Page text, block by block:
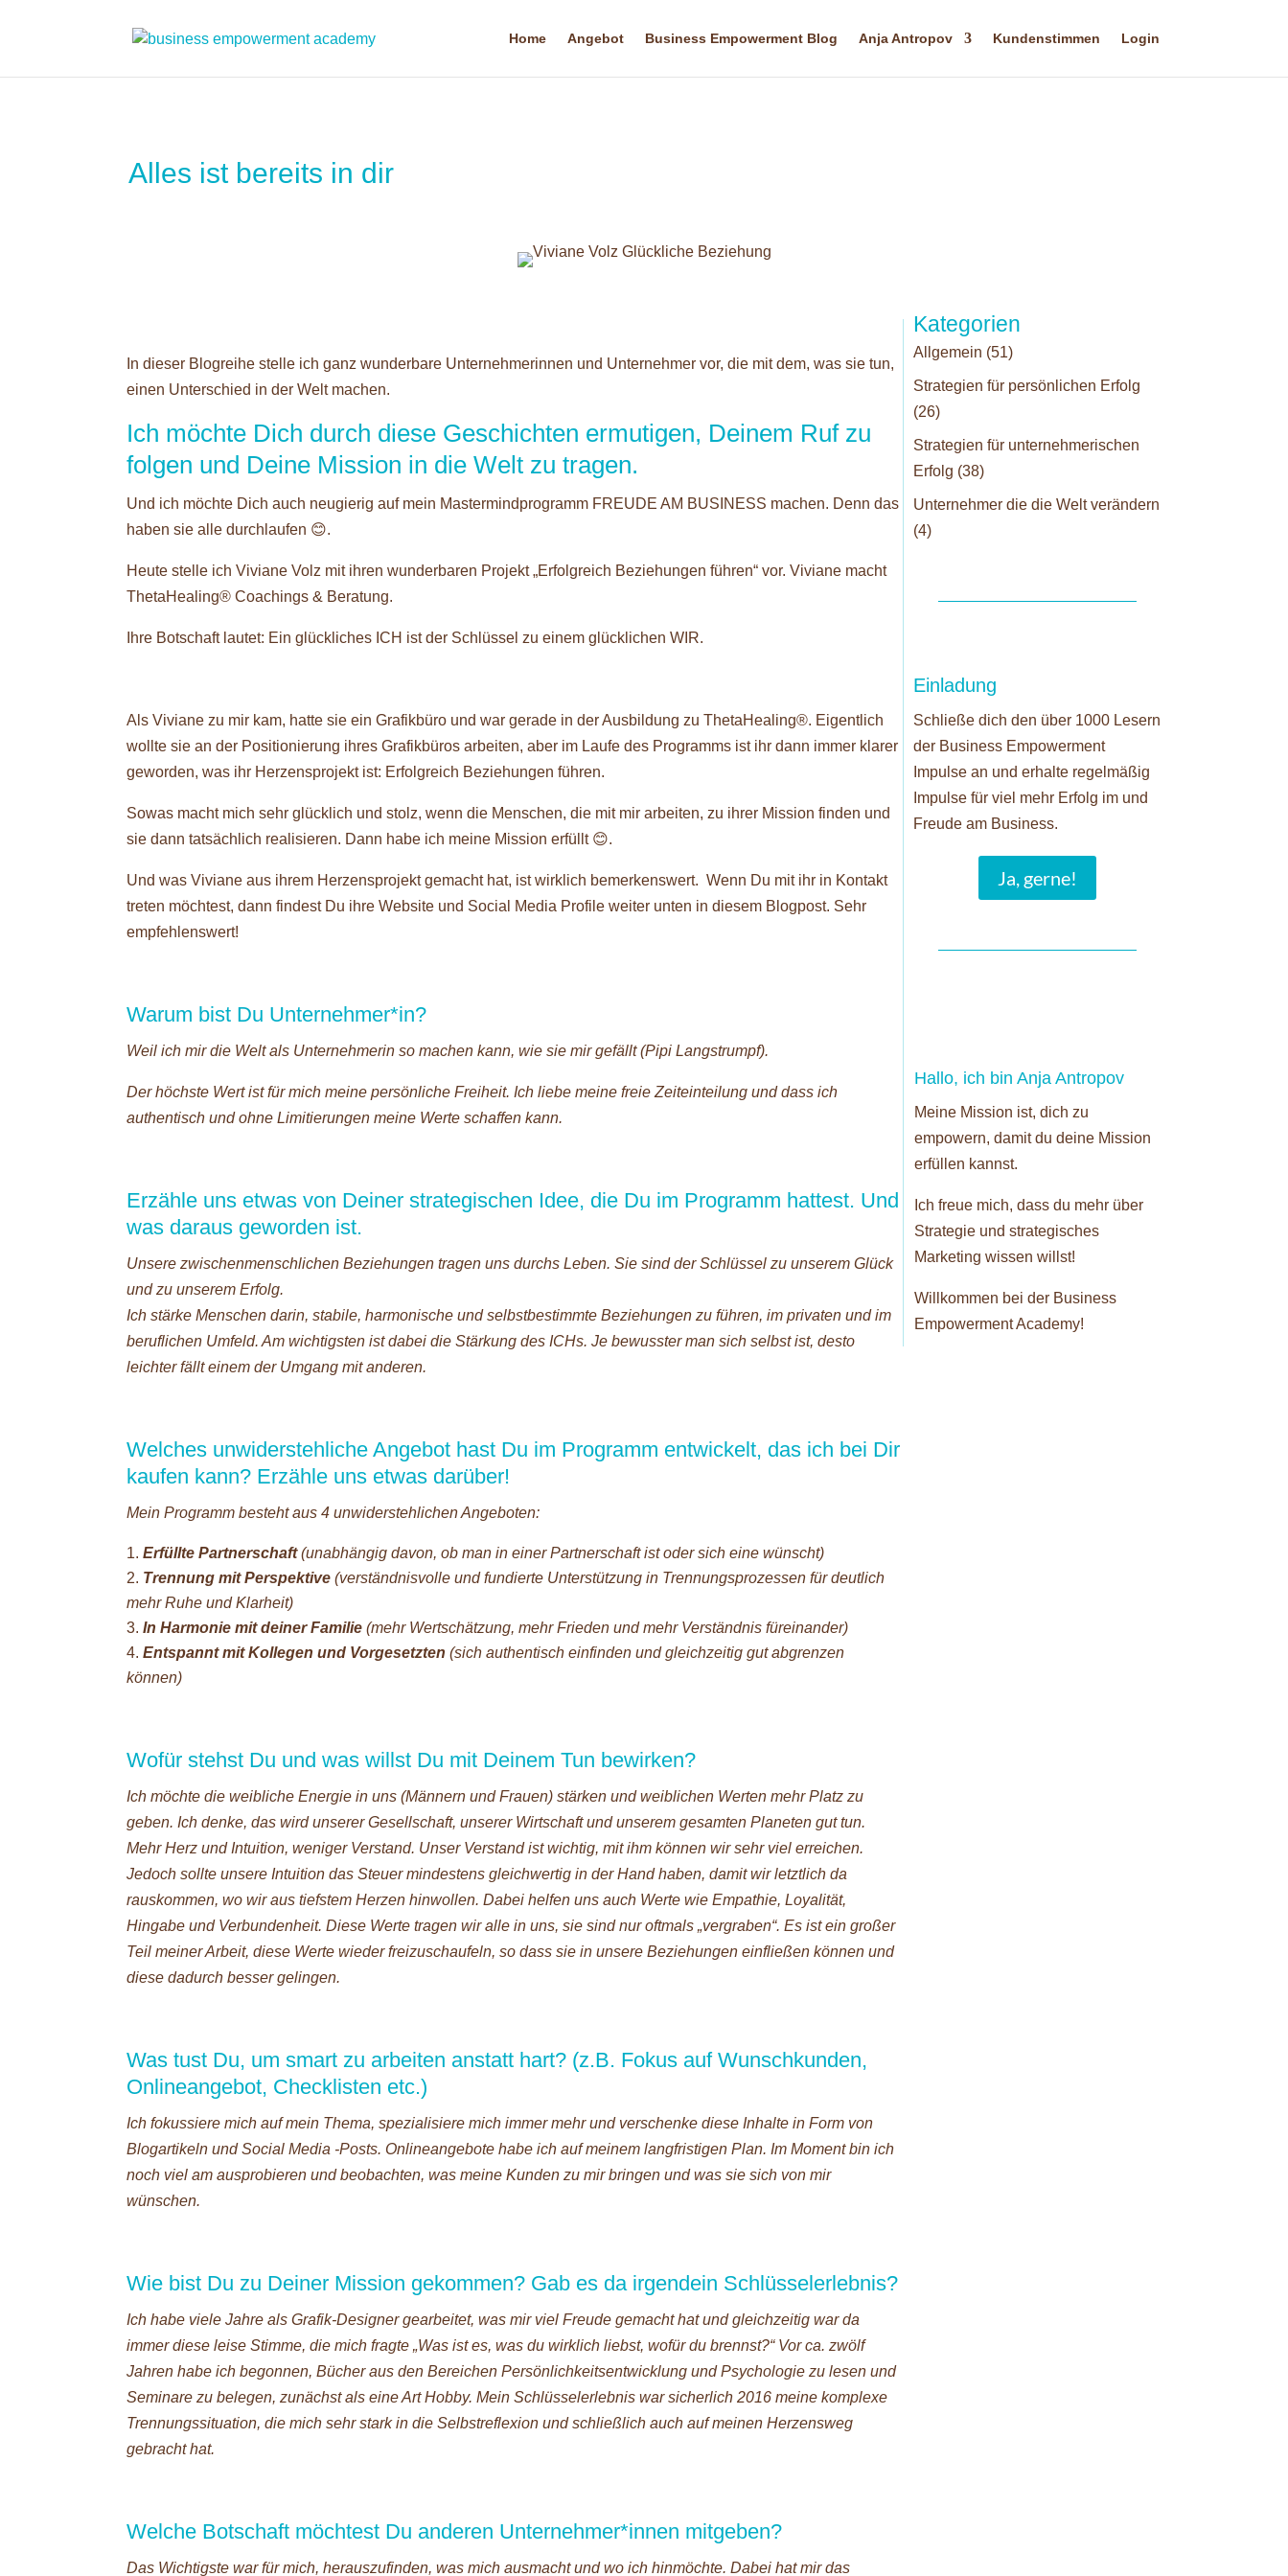
Home Angebot Business Empowerment Blog Anja Antropov Kundenstimmen Login
Alles ist bereits in dir
In dieser Blogreihe stelle ich ganz wunderbare Unternehmerinnen und Unternehmer vor, die mit dem, was sie tun,
einen Unterschied in der Welt machen.
Ich möchte Dich durch diese Geschichten ermutigen, Deinem Ruf zu
folgen und Deine Mission in die Welt zu tragen.
Und ich möchte Dich auch neugierig auf mein Mastermindprogramm FREUDE AM BUSINESS machen. Denn das
haben sie alle durchlaufen 😊.
Heute stelle ich Viviane Volz mit ihren wunderbaren Projekt „Erfolgreich Beziehungen führen“ vor. Viviane macht
ThetaHealing® Coachings & Beratung.
Ihre Botschaft lautet: Ein glückliches ICH ist der Schlüssel zu einem glücklichen WIR.
Als Viviane zu mir kam, hatte sie ein Grafikbüro und war gerade in der Ausbildung zu ThetaHealing®. Eigentlich
wollte sie an der Positionierung ihres Grafikbüros arbeiten, aber im Laufe des Programms ist ihr dann immer klarer
geworden, was ihr Herzensprojekt ist: Erfolgreich Beziehungen führen.
Sowas macht mich sehr glücklich und stolz, wenn die Menschen, die mit mir arbeiten, zu ihrer Mission finden und
sie dann tatsächlich realisieren. Dann habe ich meine Mission erfüllt 😊.
Und was Viviane aus ihrem Herzensprojekt gemacht hat, ist wirklich bemerkenswert. Wenn Du mit ihr in Kontakt
treten möchtest, dann findest Du ihre Website und Social Media Profile weiter unten in diesem Blogpost. Sehr
empfehlenswert!
Warum bist Du Unternehmer*in?
Weil ich mir die Welt als Unternehmerin so machen kann, wie sie mir gefällt (Pipi Langstrumpf).
Der höchste Wert ist für mich meine persönliche Freiheit. Ich liebe meine freie Zeiteinteilung und dass ich
authentisch und ohne Limitierungen meine Werte schaffen kann.
Erzähle uns etwas von Deiner strategischen Idee, die Du im Programm hattest. Und
was daraus geworden ist.
Unsere zwischenmenschlichen Beziehungen tragen uns durchs Leben. Sie sind der Schlüssel zu unserem Glück
und zu unserem Erfolg.
Ich stärke Menschen darin, stabile, harmonische und selbstbestimmte Beziehungen zu führen, im privaten und im
beruflichen Umfeld. Am wichtigsten ist dabei die Stärkung des ICHs. Je bewusster man sich selbst ist, desto
leichter fällt einem der Umgang mit anderen.
Welches unwiderstehliche Angebot hast Du im Programm entwickelt, das ich bei Dir
kaufen kann? Erzähle uns etwas darüber!
Mein Programm besteht aus 4 unwiderstehlichen Angeboten:
Erfüllte Partnerschaft(unabhängig davon, ob man in einer Partnerschaft ist oder sich eine wünscht)
Trennung mit Perspektive (verständnisvolle und fundierte Unterstützung in Trennungsprozessen für deutlich
mehr Ruhe und Klarheit)
In Harmonie mit deiner Familie (mehr Wertschätzung, mehr Frieden und mehr Verständnis füreinander)
Entspannt mit Kollegen und Vorgesetzten (sich authentisch einfinden und gleichzeitig gut abgrenzen
können)
Wofür stehst Du und was willst Du mit Deinem Tun bewirken?
Ich möchte die weibliche Energie in uns (Männern und Frauen) stärken und weiblichen Werten mehr Platz zu
geben. Ich denke, das wird unserer Gesellschaft, unserer Wirtschaft und unserem gesamten Planeten gut tun.
Mehr Herz und Intuition, weniger Verstand. Unser Verstand ist wichtig, mit ihm können wir sehr viel erreichen.
Jedoch sollte unsere Intuition das Steuer mindestens gleichwertig in der Hand haben, damit wir letztlich da
rauskommen, wo wir aus tiefstem Herzen hinwollen. Dabei helfen uns auch Werte wie Empathie, Loyalität,
Hingabe und Verbundenheit. Diese Werte tragen wir alle in uns, sie sind nur oftmals „vergraben“. Es ist ein großer
Teil meiner Arbeit, diese Werte wieder freizuschaufeln, so dass sie in unsere Beziehungen einfließen können und
diese dadurch besser gelingen.
Was tust Du, um smart zu arbeiten anstatt hart? (z.B. Fokus auf Wunschkunden,
Onlineangebot, Checklisten etc.)
Ich fokussiere mich auf mein Thema, spezialisiere mich immer mehr und verschenke diese Inhalte in Form von
Blogartikeln und Social Media -Posts. Onlineangebote habe ich auf meinem langfristigen Plan. Im Moment bin ich
noch viel am ausprobieren und beobachten, was meine Kunden zu mir bringen und was sie sich von mir
wünschen.
Wie bist Du zu Deiner Mission gekommen? Gab es da irgendein Schlüsselerlebnis?
Ich habe viele Jahre als Grafik-Designer gearbeitet, was mir viel Freude gemacht hat und gleichzeitig war da
immer diese leise Stimme, die mich fragte „Was ist es, was du wirklich liebst, wofür du brennst?“ Vor ca. zwölf
Jahren habe ich begonnen, Bücher aus den Bereichen Persönlichkeitsentwicklung und Psychologie zu lesen und
Seminare zu belegen, zunächst als eine Art Hobby. Mein Schlüsselerlebnis war sicherlich 2016 meine komplexe
Trennungssituation, die mich sehr stark in die Selbstreflexion und schließlich auch auf meinen Herzensweg
gebracht hat.
Welche Botschaft möchtest Du anderen Unternehmer*innen mitgeben?
Das Wichtigste war für mich, herauszufinden, was mich ausmacht und wo ich hinmöchte. Dabei hat mir das
Kategorien
Allgemein (51)
Strategien für persönlichen Erfolg
(26)
Strategien für unternehmerischen
Erfolg (38)
Unternehmer die die Welt verändern
(4)
Einladung
Schließe dich den über 1000 Lesern
der Business Empowerment
Impulse an und erhalte regelmäßig
Impulse für viel mehr Erfolg im und
Freude am Business.
Ja, gerne!
Hallo, ich bin Anja Antropov
Meine Mission ist, dich zu
empowern, damit du deine Mission
erfüllen kannst.
Ich freue mich, dass du mehr über
Strategie und strategisches
Marketing wissen willst!
Willkommen bei der Business
Empowerment Academy!